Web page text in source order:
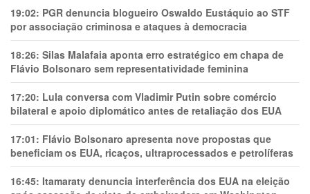
19:02: PGR denuncia blogueiro Oswaldo Eustáquio ao STF
por associação criminosa e ataques à democracia
18:26: Silas Malafaia aponta erro estratégico em chapa de
Flávio Bolsonaro sem representatividade feminina
17:20: Lula conversa com Vladimir Putin sobre comércio
bilateral e apoio diplomático antes de retaliação dos EUA
17:01: Flávio Bolsonaro apresenta nove propostas que
beneficiam os EUA, ricaços, ultraprocessados e petrolíferas
16:45: Itamaraty denuncia interferência dos EUA na eleição